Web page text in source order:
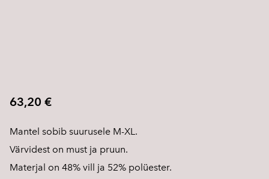
63,20 €
Mantel sobib suurusele M-XL.
Värvidest on must ja pruun.
Materjal on 48% vill ja 52% polüester.